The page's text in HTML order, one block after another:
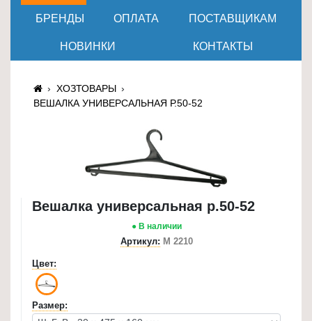
БРЕНДЫ ОПЛАТА ПОСТАВЩИКАМ
НОВИНКИ КОНТАКТЫ
ХОЗТОВАРЫ
ВЕШАЛКА УНИВЕРСАЛЬНАЯ Р.50-52
Вешалка универсальная р.50-52
● В наличии
Артикул: М 2210
Цвет:
Размер:
Хозтовары
для
+
отдых
Посуда